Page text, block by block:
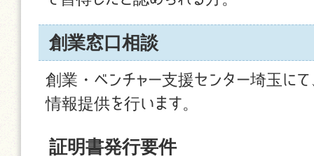
創業窓口相談
創業・ベンチャー支援センター埼玉に
情報提供を行います。
証明書発行要件